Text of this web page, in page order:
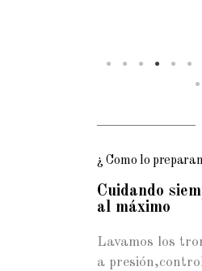
¿ Como lo
Cuidando
al máximo
Lavamos los
a